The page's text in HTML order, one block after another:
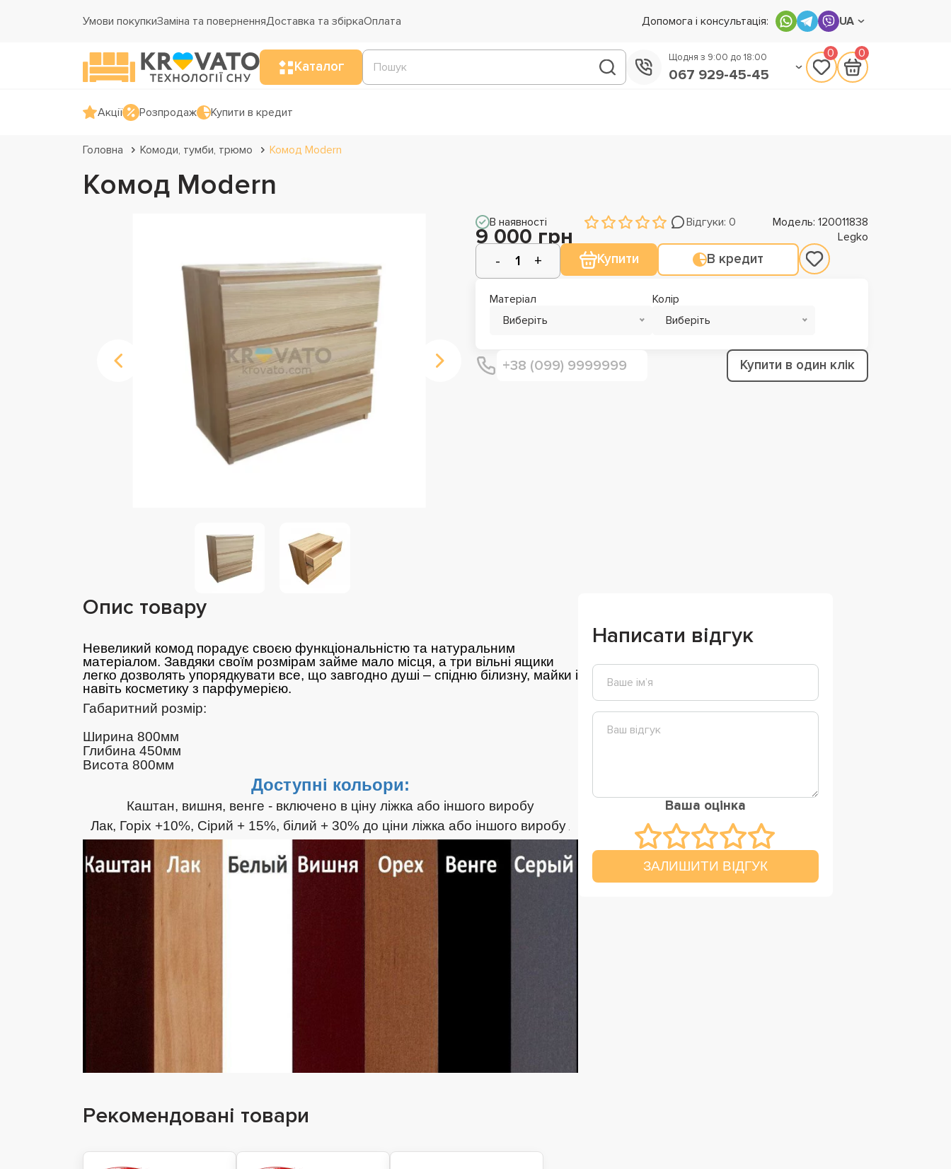
Умови покупкиЗаміна та поверненняДоставка та збіркаОплата Допомога і консультація: UA
Каталог
Щодня з 9:00 до 18:00
067 929-45-45
0 0
Акції Розпродаж Купити в кредит
Головна Комоди, тумби, трюмо Комод Modern
Комод Modern
В наявності Відгуки: 0 Модель: 120011838
9 000 грн Legko
Купити В кредит
Матеріал
Виберіть
Колір
Виберіть
Купити в один клік
Опис товару
Невеликий комод порадує своєю функціональністю та натуральним
матеріалом. Завдяки своїм розмірам займе мало місця, а три вільні ящики
легко дозволять упорядкувати все, що завгодно душі – спідню білизну, майки і
навіть косметику з парфумерією.
Габаритний розмір:
Ширина 800мм
Глибина 450мм
Висота 800мм
Доступні кольори:
Каштан, вишня, венге - включено в ціну ліжка або іншого виробу
Лак, Горіх +10%, Сірий + 15%, білий + 30% до ціни ліжка або іншого виробу .
Рекомендовані товари
Написати відгук
Ваша оцінка
ЗАЛИШИТИ ВІДГУК